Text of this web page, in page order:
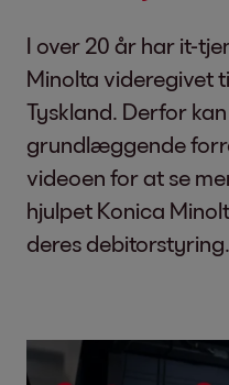
I over 20 år har it-
Minolta videregivet
Tyskland. Derfor
grundlæggende
videoen for at se
hjulpet Konica
deres debitorstyring.